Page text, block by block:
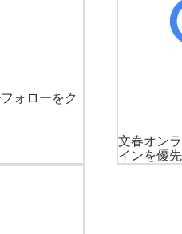
ォローをク
文春オン
インを優